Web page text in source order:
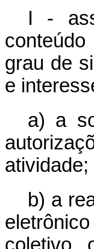
I -
grau de
e
a) a
atividade;
b) a